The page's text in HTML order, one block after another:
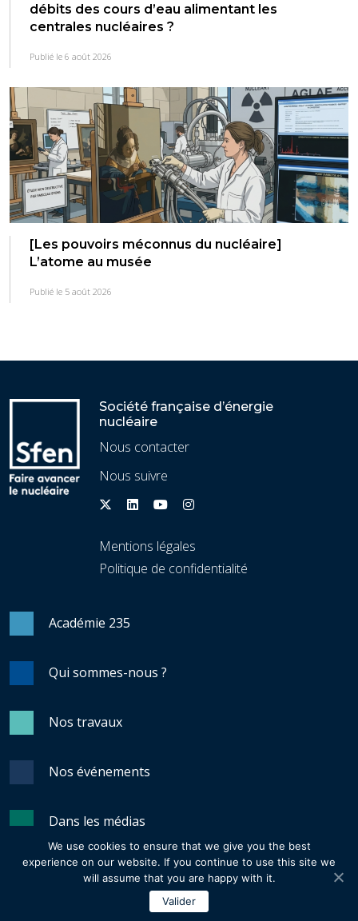
débits des cours d’eau alimentant les
centrales nucléaires ?
Publié le 6 août 2026
[Les pouvoirs méconnus du nucléaire]
L’atome au musée
Publié le 5 août 2026
Société française d’énergie
nucléaire
Nous contacter
Nous suivre
Mentions légales
Politique de confidentialité
Académie 235
Qui sommes-nous ?
Nos travaux
Nos événements
Dans les médias
Revue Générale du Nucléaire
We use cookies to ensure that we give you the best
experience on our website. If you continue to use this site we
will assume that you are happy with it.
Valider